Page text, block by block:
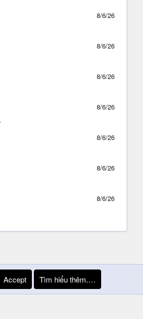
8/6/26
8/6/26
8/6/26
8/6/26
8/6/26
8/6/26
8/6/26
quy Privacy Policy Trợ giúp
S
Accept Tìm hiểu thêm.…